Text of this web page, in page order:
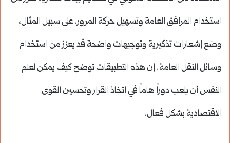
استخدام المرافق العامة وتسهيل حركة المرور. على سبيل المثال،
وضع إشعارات تذكيرية وتوجيهات واضحة قد يعزز من استخدام
وسائل النقل العامة. إن هذه التطبيقات توضح كيف يمكن لعلم
النفس أن يلعب دوراً هاماً في اتخاذ القرار وتحسين القوى
الاقتصادية بشكل فعال.